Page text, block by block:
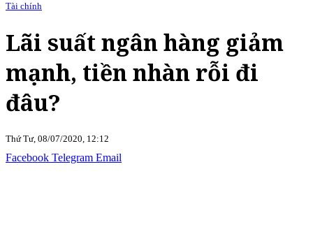
Tài chính
Lãi suất ngân hàng giảm
mạnh, tiền nhàn rỗi đi
đâu?
Thứ Tư, 08/07/2020, 12:12
Facebook Telegram Email